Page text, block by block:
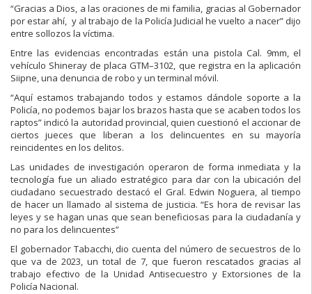
“Gracias a Dios, a las oraciones de mi familia, gracias al Gobernador
por estar ahí, y al trabajo de la Policía Judicialhe vuelto a nacer” dijo
entre sollozos la víctima.
Entre las evidencias encontradas están una pistola Cal. 9mm, el
vehículo Shineray de placa GTM–3102, que registra en la aplicación
Siipne, una denuncia de robo y un terminal móvil.
“Aquí estamos trabajando todos y estamos dándole soporte a la
Policía, nopodemos bajar los brazos hasta que se acaben todos los
raptos” indicó la autoridad provincial, quien cuestionó el accionar de
ciertos jueces que liberan a los delincuentes en su mayoría
reincidentes en los delitos.
Las unidades de investigación operaron de forma inmediata y la
tecnología fueun aliado estratégico para dar con la ubicación del
ciudadano secuestrado destacó el Gral. Edwin Noguera, al tiempo
de hacer un llamado al sistema de justicia. “Es hora de revisar las
leyes y se hagan unas que sean beneficiosas parala ciudadanía y
no para los delincuentes”
El gobernador Tabacchi, dio cuenta del número de secuestros de lo
que va de 2023, un total de 7, que fueron rescatados gracias al
trabajo efectivo de la Unidad Antisecuestro y Extorsiones de la
Policía Nacional.